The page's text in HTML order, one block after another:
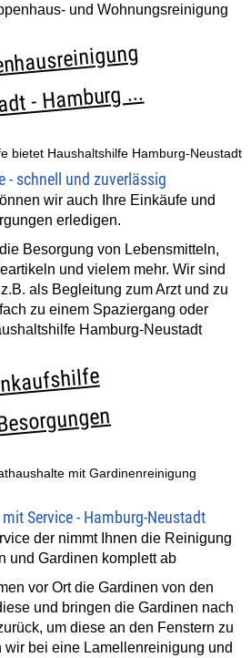
und Wohnungsreinigung
- Hamburg ...
- schnell und zuverlässig
wir auch Ihre Einkäufe und
erledigen.
Besorgung von Lebensmitteln,
und vielem mehr. Wir sind
als Begleitung zum Arzt und zu
zu einem Spaziergang oder
Hamburg-Neustadt
Service - Hamburg-Neustadt
der nimmt Ihnen die Reinigung
und Gardinen komplett ab
vor Ort die Gardinen von den
und bringen die Gardinen nach
um diese an den Fenstern zu
wir bei eine Lamellenreinigung und